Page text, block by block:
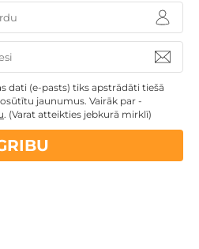
sniedz arī patīkamu adrenalīna
dati (e-pasts) tiks apstrādāti tiešā
jaunumus. Vairāk par -
. (Varat atteikties jebkurā mirklī)